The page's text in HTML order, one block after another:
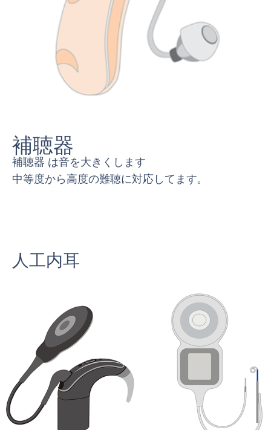
補聴器
補聴器 は音を大きくします
中等度から高度の難聴に対応してます。
人工内耳